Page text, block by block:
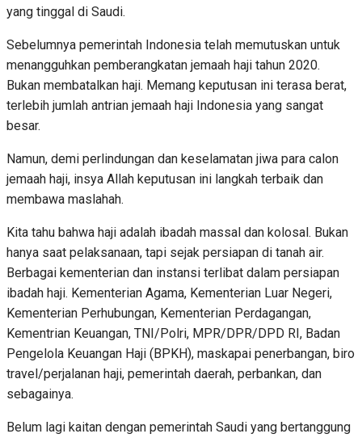
yang tinggal di Saudi.
Sebelumnya pemerintah Indonesia telah memutuskan untuk
menangguhkan pemberangkatan jemaah haji tahun 2020.
Bukan membatalkan haji. Memang keputusan ini terasa berat,
terlebih jumlah antrian jemaah haji Indonesia yang sangat
besar.
Namun, demi perlindungan dan keselamatan jiwa para calon
jemaah haji, insya Allah keputusan ini langkah terbaik dan
membawa maslahah.
Kita tahu bahwa haji adalah ibadah massal dan kolosal. Bukan
hanya saat pelaksanaan, tapi sejak persiapan di tanah air.
Berbagai kementerian dan instansi terlibat dalam persiapan
ibadah haji. Kementerian Agama, Kementerian Luar Negeri,
Kementerian Perhubungan, Kementerian Perdagangan,
Kementrian Keuangan, TNI/Polri, MPR/DPR/DPD RI, Badan
Pengelola Keuangan Haji (BPKH), maskapai penerbangan, biro
travel/perjalanan haji, pemerintah daerah, perbankan, dan
sebagainya.
Belum lagi kaitan dengan pemerintah Saudi yang bertanggung